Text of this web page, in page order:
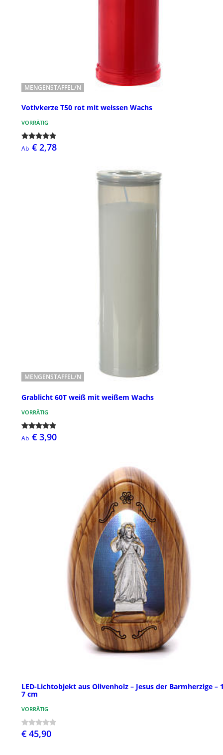
MENGENSTAFFEL/N
Votivkerze T50 rot mit weissen Wachs
VORRÄTIG
Ab € 2,78
MENGENSTAFFEL/N
Grablicht 60T weiß mit weißem Wachs
VORRÄTIG
Ab € 3,90
LED-Lichtobjekt aus Olivenholz – Jesus der Barmherzige –
7 cm
VORRÄTIG
€ 45,90